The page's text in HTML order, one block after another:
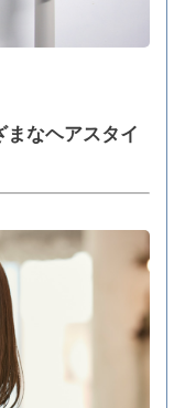
なヘアスタイ